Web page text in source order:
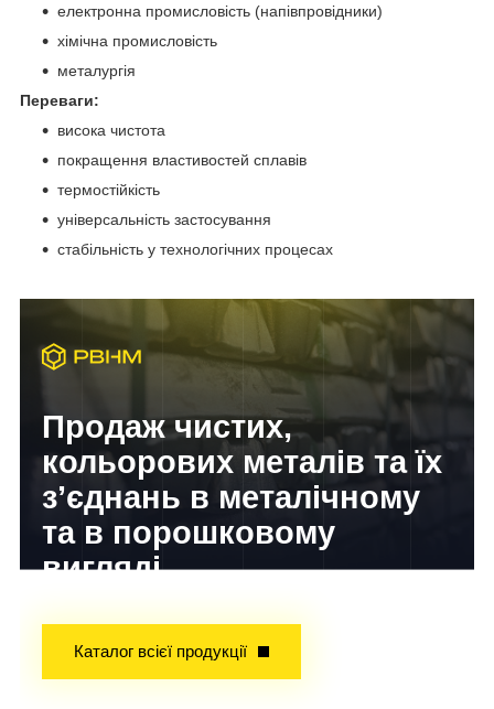
електронна промисловість (напівпровідники)
хімічна промисловість
металургія
Переваги:
висока чистота
покращення властивостей сплавів
термостійкість
універсальність застосування
стабільність у технологічних процесах
Продаж чистих,
кольорових металів та їх
з’єднань в металічному
та в порошковому
вигляді
Каталог всієї продукції